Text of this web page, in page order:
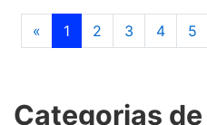
« 1 2 3 4 5
Categorias